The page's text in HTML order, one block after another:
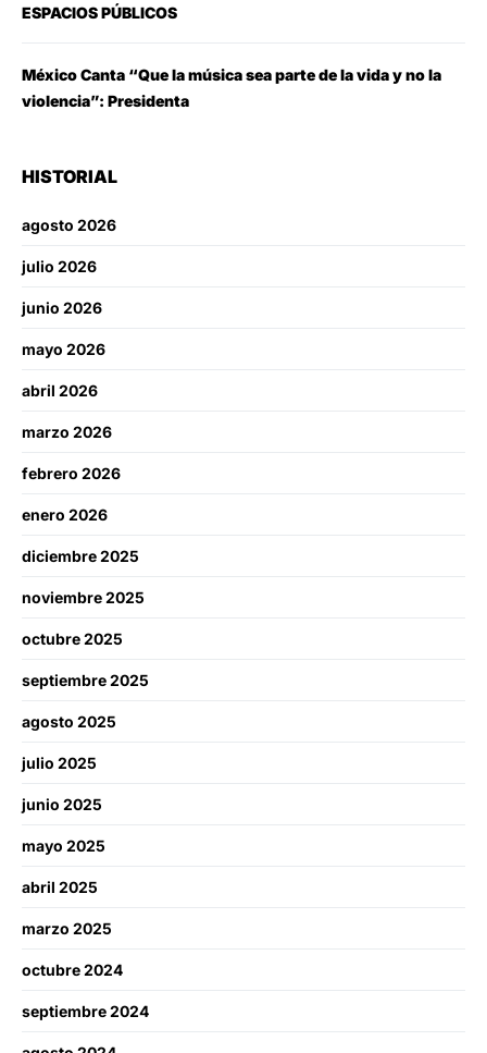
ESPACIOS PÚBLICOS
México Canta “Que la música sea parte de la vida y no la
violencia”: Presidenta
HISTORIAL
agosto 2026
julio 2026
junio 2026
mayo 2026
abril 2026
marzo 2026
febrero 2026
enero 2026
diciembre 2025
noviembre 2025
octubre 2025
septiembre 2025
agosto 2025
julio 2025
junio 2025
mayo 2025
abril 2025
marzo 2025
octubre 2024
septiembre 2024